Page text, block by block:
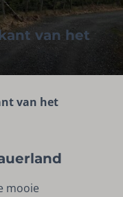
van het
van het
mooie